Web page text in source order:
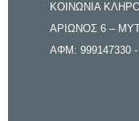
ΚΟΙΝΩΝΙΑ
ΑΡΙΩΝΟΣ 6 –
ΑΦΜ: 999147330